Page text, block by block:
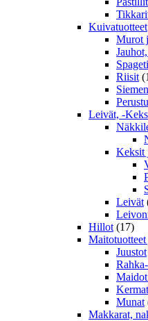
Kuivatuotteet
Murot
Riisit
Leivät, -
Keksit
Leivät
Hillot (17)
Juustot
Kermat
Munat
Makkarat,